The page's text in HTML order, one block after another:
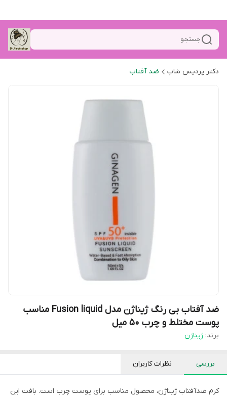
جستجو
دکتر پردیس شاپ ضد آفتاب
ضد آفتاب بی رنگ ژیناژن مدل Fusion liquid مناسب
پوست مختلط و چرب 50 میل
برند: ژیناژن
بررسی نظرات کاربران
کرم ضدآفتاب ژیناژن، محصول مناسب برای پوست چرب است. بافت این